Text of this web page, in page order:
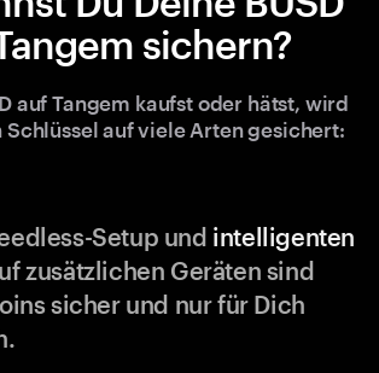
sichern?
auf Tangem kaufst oder hätst, wird
auf viele Arten gesichert:
Setup und intelligenten
zusätzlichen Geräten sind
sicher und nur für Dich